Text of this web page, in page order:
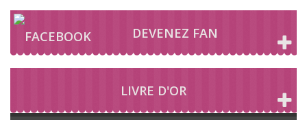
DEVENEZ FAN
LIVRE D'OR